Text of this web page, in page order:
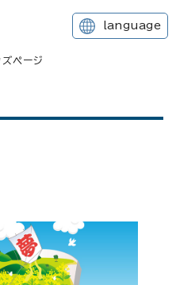
language
ページ